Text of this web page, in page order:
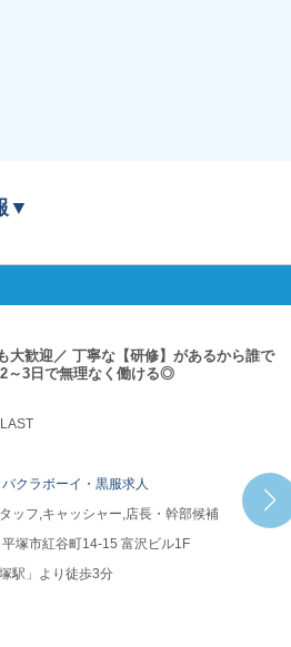
▼
大歓迎／ 丁寧な【研修】があるから誰で
～3日で無理なく働ける◎
クラボーイ・黒服求人
ッフ,キャッシャー,店長・幹部候補
平塚市紅谷町14-15 富沢ビル1F
駅」より徒歩3分